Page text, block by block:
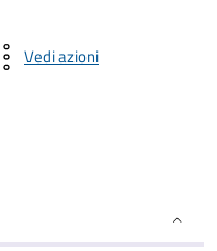
Vedi azioni